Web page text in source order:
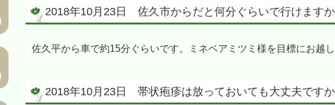
2018年10月23日 佐久市からだと何分ぐらいで行けますか
佐久平から車で約15分ぐらいです。ミネベアミツミ様を目標にお越し
2018年10月23日 帯状疱疹は放っておいても大丈夫ですか